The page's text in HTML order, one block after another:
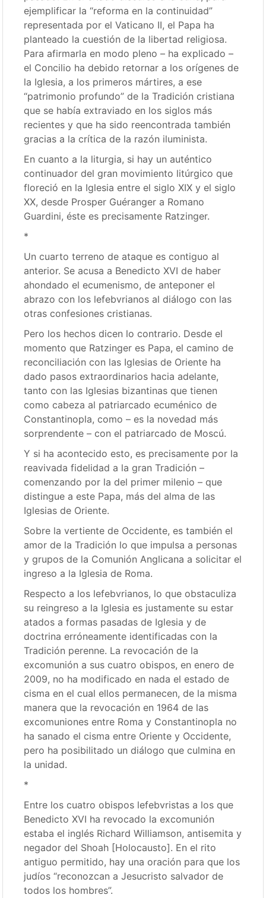
ejemplificar la “reforma en la continuidad”
representada por el Vaticano II, el Papa ha
planteado la cuestión de la libertad religiosa.
Para afirmarla en modo pleno – ha explicado –
el Concilio ha debido retornar a los orígenes de
la Iglesia, a los primeros mártires, a ese
“patrimonio profundo” de la Tradición cristiana
que se había extraviado en los siglos más
recientes y que ha sido reencontrada también
gracias a la crítica de la razón iluminista.
En cuanto a la liturgia, si hay un auténtico
continuador del gran movimiento litúrgico que
floreció en la Iglesia entre el siglo XIX y el siglo
XX, desde Prosper Guéranger a Romano
Guardini, éste es precisamente Ratzinger.
*
Un cuarto terreno de ataque es contiguo al
anterior. Se acusa a Benedicto XVI de haber
ahondado el ecumenismo, de anteponer el
abrazo con los lefebvrianos al diálogo con las
otras confesiones cristianas.
Pero los hechos dicen lo contrario. Desde el
momento que Ratzinger es Papa, el camino de
reconciliación con las Iglesias de Oriente ha
dado pasos extraordinarios hacia adelante,
tanto con las Iglesias bizantinas que tienen
como cabeza al patriarcado ecuménico de
Constantinopla, como – es la novedad más
sorprendente – con el patriarcado de Moscú.
Y si ha acontecido esto, es precisamente por la
reavivada fidelidad a la gran Tradición –
comenzando por la del primer milenio – que
distingue a este Papa, más del alma de las
Iglesias de Oriente.
Sobre la vertiente de Occidente, es también el
amor de la Tradición lo que impulsa a personas
y grupos de la Comunión Anglicana a solicitar el
ingreso a la Iglesia de Roma.
Respecto a los lefebvrianos, lo que obstaculiza
su reingreso a la Iglesia es justamente su estar
atados a formas pasadas de Iglesia y de
doctrina erróneamente identificadas con la
Tradición perenne. La revocación de la
excomunión a sus cuatro obispos, en enero de
2009, no ha modificado en nada el estado de
cisma en el cual ellos permanecen, de la misma
manera que la revocación en 1964 de las
excomuniones entre Roma y Constantinopla no
ha sanado el cisma entre Oriente y Occidente,
pero ha posibilitado un diálogo que culmina en
la unidad.
*
Entre los cuatro obispos lefebvristas a los que
Benedicto XVI ha revocado la excomunión
estaba el inglés Richard Williamson, antisemita y
negador del Shoah [Holocausto]. En el rito
antiguo permitido, hay una oración para que los
judíos “reconozcan a Jesucristo salvador de
todos los hombres”.